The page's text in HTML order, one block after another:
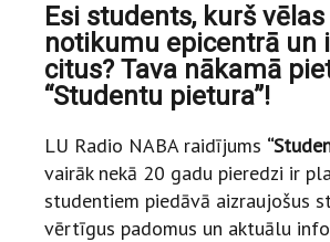
Esi students, kurš
notikumu epicentrā un
citus? Tava nākamā
“Studentu pietura”!
LU Radio NABA raidījums
vairāk nekā 20 gadu pieredzi ir
studentiem piedāvā aizraujošus
vērtīgus padomus un aktuālu